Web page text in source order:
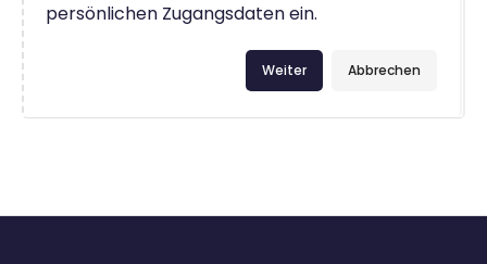
persönlichen Zugangsdaten ein.
Abbrechen
Weiter